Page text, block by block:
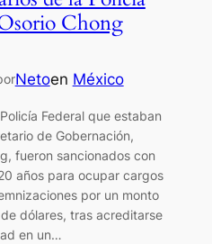
Chong
Netoen México
Federal que estaban
de Gobernación,
fueron sancionados con
años para ocupar cargos
por un monto
dólares, tras acreditarse
en un…